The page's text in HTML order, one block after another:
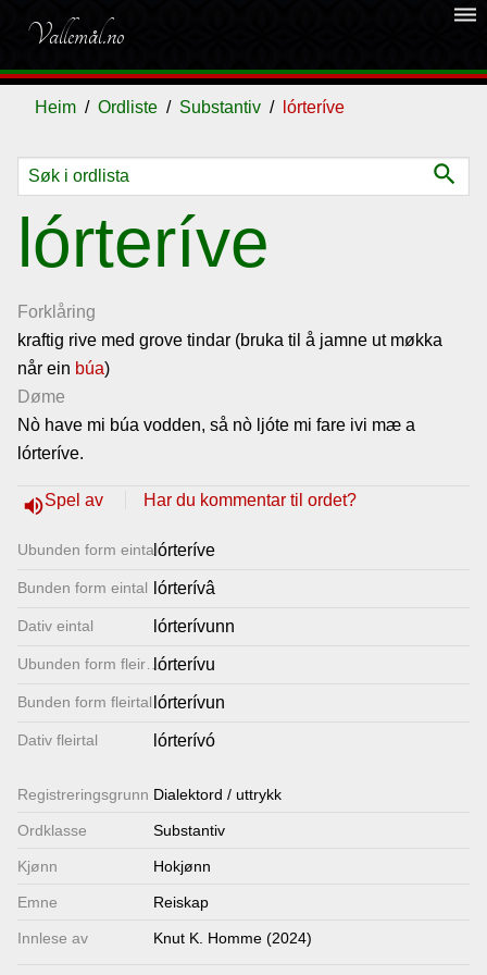
Vallemål.no
dehaze
Heim Ordliste Substantiv lórteríve
search
lórteríve
Forklåring
kraftig rive med grove tindar (bruka til å jamne ut møkka
når ein búa)
Døme
Nò have mi búa vodden, så nò ljóte mi fare ivi mæ a
lórteríve.
volume_upSpel av Har du kommentar til ordet?
Ubunden form eintallórteríve
Bunden form eintal lórterívâ
Dativ eintal lórterívunn
Ubunden form fleirtal
lórterívu
Bunden form fleirtal lórterívun
Dativ fleirtal lórterívó
Registrerings­grunn Dialektord / uttrykk
Ordklasse Substantiv
Kjønn Hokjønn
Emne Reiskap
Innlese av Knut K. Homme (2024)
Ordliste
Om
vallemålet
Gjestebok
Nyhende
Lenkjer
Kontakt
oss